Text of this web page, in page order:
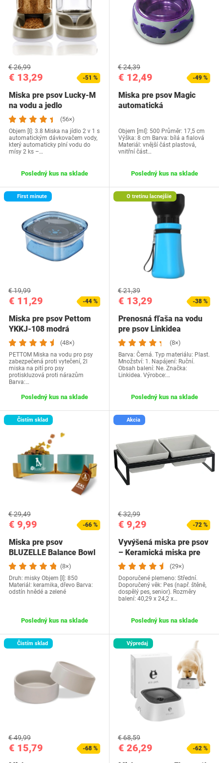
€ 13,29
€ 26,99
-51 %
Miska pre psov Lucky-M
na vodu a jedlo
(56×)
Objem [l]: 3.8 Miska na jídlo 2 v 1 s
automatickým dávkovačem vody,
který automaticky plní vodu do
mísy 2 ks –…
Posledný kus na sklade
€ 12,49
€ 24,39
-49 %
Miska pre psov Magic
automatická
Objem [ml]: 500 Průměr: 17,5 cm
Výška: 8 cm Barva: bílá a fialová
Materiál: vnější část plastová,
vnitřní část…
Posledný kus na sklade
First minute
€ 11,29
€ 19,99
-44 %
Miska pre psov Pettom
‎YKKJ-108 modrá
(48×)
PETTOM Miska na vodu pro psy
zabezpečená proti vytečení, 2l
miska na pití pro psy
protiskluzová proti nárazům
Barva:…
Posledný kus na sklade
O tretinu lacnejšie
€ 13,29
€ 21,39
-38 %
Prenosná fľaša na vodu
pre psov Linkidea
(8×)
Barva: Černá. Typ materiálu: Plast.
Množství: 1. Napájení: Ruční.
Obsah balení: Ne. Značka:
Linkidea. Výrobce:…
Posledný kus na sklade
Čistím sklad
€ 9,99
€ 29,49
-66 %
Miska pre psov
BLUZELLE Balance Bowl
(8×)
Druh: misky Objem [l]: 850
Materiál: keramika, dřevo Barva:
odstín hnědé a zelené
Posledný kus na sklade
Akcia
€ 9,29
€ 32,99
-72 %
Vyvýšená miska pre psov
– Keramická miska pre
psov…
(29×)
Doporučené plemeno: Střední.
Doporučený věk: Pes (např. štěně,
dospělý pes, senior). Rozměry
balení: 40,29 x 24,2 x…
Posledný kus na sklade
Čistím sklad
€ 15,79
€ 49,99
-68 %
Výpredaj
€ 26,29
€ 68,59
-62 %